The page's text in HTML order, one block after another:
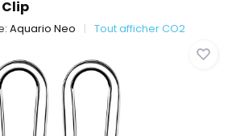
Clip
Aquario Neo Tout afficher CO2